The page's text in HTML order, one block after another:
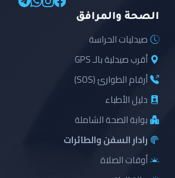
الصحة والمرافق
صيدليات الحراسة
أقرب صيدلية بالـ GPS
أرقام الطوارئ (SOS)
دليل الأطباء
بوابة الصحة الشاملة
رادار السفن والطائرات
أوقات الصلاة